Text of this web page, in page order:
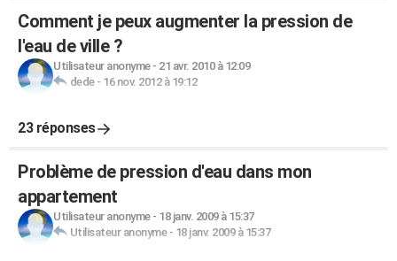
Comment je peux augmenter la pression de
l'eau de ville ?
Utilisateur anonyme- 21 avr. 2010 à 12:09
dede- 16 nov. 2012 à 19:12
23 réponses
Problème de pression d'eau dans mon
appartement
Utilisateur anonyme- 18 janv. 2009 à 15:37
Utilisateur anonyme- 18 janv. 2009 à 15:37